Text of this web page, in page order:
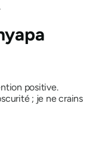
positive.
; je ne crains